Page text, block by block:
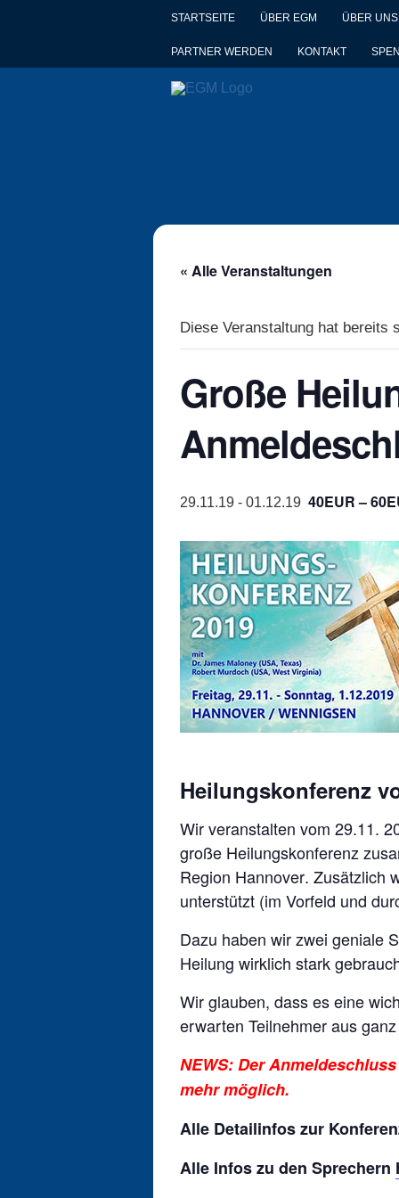
STARTSEITE ÜBER EGM ÜBER UNS
PARTNER WERDEN KONTAKT
« Alle Veranstaltungen
Diese Veranstaltung hat bereits
Große
29.11.19 - 01.12.19 40EUR –
Heilungskonferenz
Wir veranstalten vom 29.11.
große Heilungskonferenz
Region Hannover. Zusätzlich
unterstützt (im Vorfeld und
Dazu haben wir zwei geniale
Heilung wirklich stark
Wir glauben, dass es eine
erwarten Teilnehmer aus
NEWS: Der
mehr möglich.
Alle Detailinfos zur
Alle Infos zu den Sprechern